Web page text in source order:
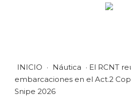
INICIO · Náutica · El RCNT
embarcaciones en el Act.2
Snipe 2026